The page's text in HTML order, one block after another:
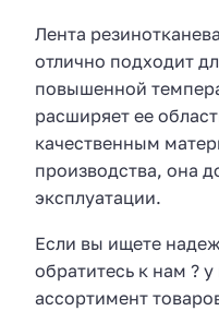
Лента
отлично подходит
повышенной
расширяет ее
качественным
производства, она
эксплуатации.
Если вы ищете
обратитесь к нам ?
ассортимент